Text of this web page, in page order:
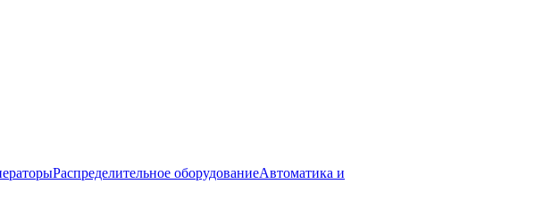
Распределительное оборудованиеАвтоматика и